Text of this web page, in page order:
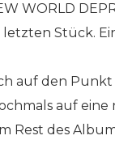
WORLD
Stück.
auf den
auf
Rest des